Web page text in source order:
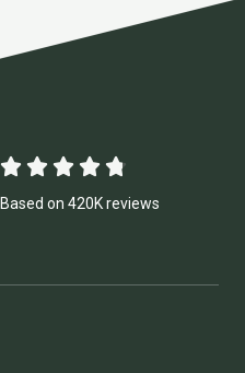
    
.
/
Based on 420K reviews